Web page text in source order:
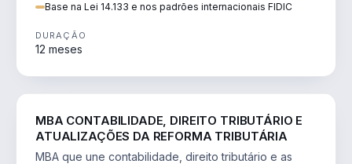
Base na Lei 14.133 e nos padrões internacionais FIDIC
DURAÇÃO
12 meses
MBA CONTABILIDADE, DIREITO TRIBUTÁRIO E
ATUALIZAÇÕES DA REFORMA TRIBUTÁRIA
MBA que une contabilidade, direito tributário e as